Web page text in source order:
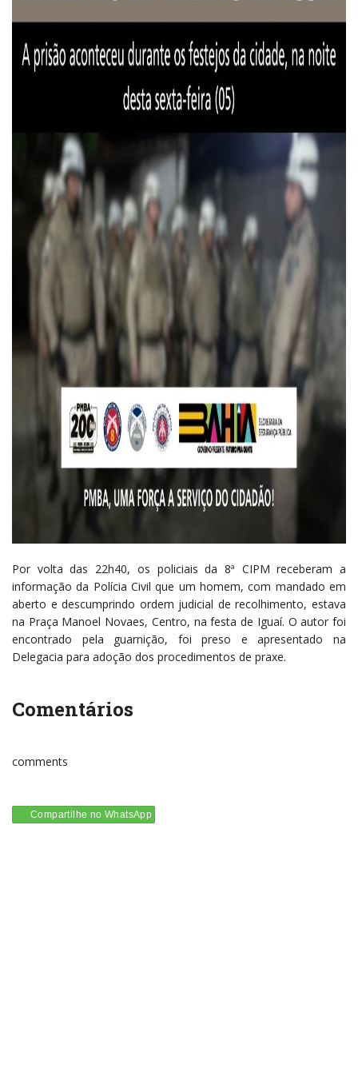
Por volta das 22h40, os policiais da 8ª CIPM receberam a
informação da Polícia Civil que um homem, com mandado em
aberto e descumprindo ordem judicial de recolhimento, estava
na Praça Manoel Novaes, Centro, na festa de Iguaí. O autor foi
encontrado pela guarnição, foi preso e apresentado na
Delegacia para adoção dos procedimentos de praxe.
Comentários
comments
Compartilhe no WhatsApp